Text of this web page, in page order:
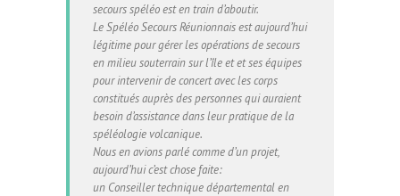
secours spéléo est en train d’aboutir.
Le Spéléo Secours Réunionnais est aujourd’hui
légitime pour gérer les opérations de secours
en milieu souterrain sur l’île et et ses équipes
pour intervenir de concert avec les corps
constitués auprès des personnes qui auraient
besoin d’assistance dans leur pratique de la
spéléologie volcanique.
Nous en avions parlé comme d’un projet,
aujourd’hui c’est chose faite:
un Conseiller technique départemental en